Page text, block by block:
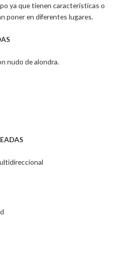
ya que tienen características o
poner en diferentes lugares.
nudo de alondra.